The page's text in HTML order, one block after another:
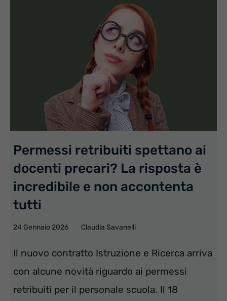
Permessi retribuiti spettano ai
docenti precari? La risposta è
incredibile e non accontenta
tutti
24 Gennaio 2026 Claudia Savanelli
Il nuovo contratto Istruzione e Ricerca arriva
con alcune novità riguardo ai permessi
retribuiti per il personale scuola. Il 18